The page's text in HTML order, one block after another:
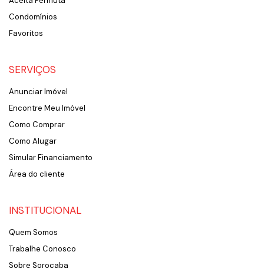
Condomínios
Favoritos
SERVIÇOS
Anunciar Imóvel
Encontre Meu Imóvel
Como Comprar
Como Alugar
Simular Financiamento
Área do cliente
INSTITUCIONAL
Quem Somos
Trabalhe Conosco
Sobre Sorocaba